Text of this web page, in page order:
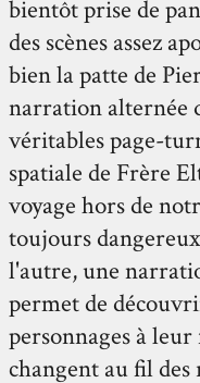
bientôt prise de
des scènes assez
bien la patte de
narration alternée
véritables page-
spatiale de Frère
voyage hors de
toujours
l'autre, une
permet de
personnages à
changent au fil